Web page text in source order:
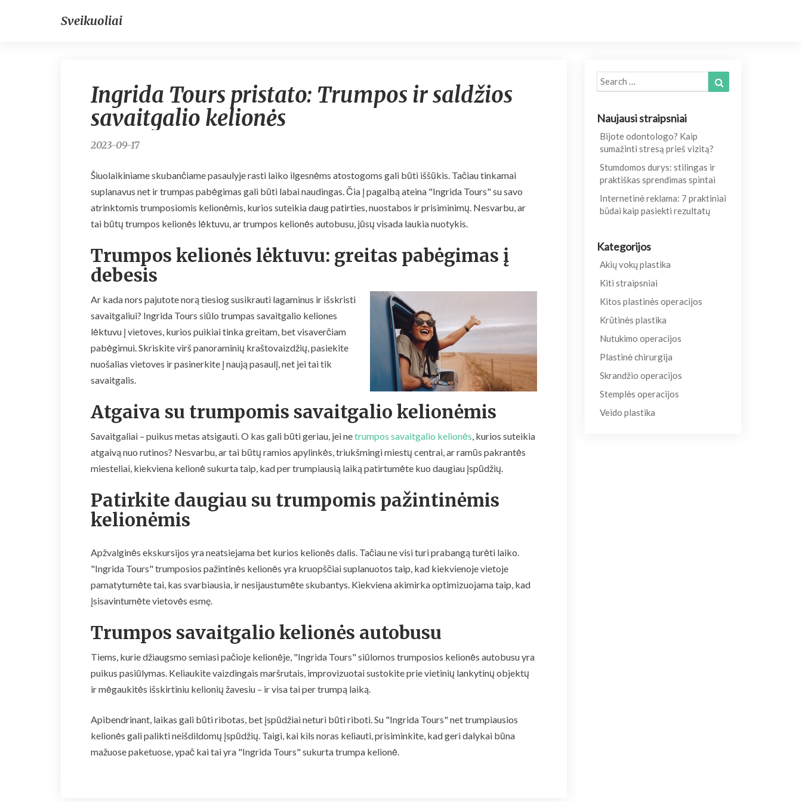
Sveikuoliai
Tours
pristato:
Ingrida Tours pristato: Trumpos ir saldžios
savaitgalio kelionės
2023-09-17
Šiuolaikiniame skubančiame pasaulyje rasti laiko ilgesnėms atostogoms gali būti iššūkis. Tačiau tinkamai
suplanavus net ir trumpas pabėgimas gali būti labai naudingas. Čia į pagalbą ateina "Ingrida Tours" su savo
atrinktomis trumposiomis kelionėmis, kurios suteikia daug patirties, nuostabos ir prisiminimų. Nesvarbu, ar
tai būtų trumpos kelionės lėktuvu, ar trumpos kelionės autobusu, jūsų visada laukia nuotykis.
Trumpos kelionės lėktuvu: greitas pabėgimas į
debesis
Ar kada nors pajutote norą tiesiog susikrauti lagaminus ir išskristi
savaitgaliui? Ingrida Tours siūlo trumpas savaitgalio keliones
lėktuvu į vietoves, kurios puikiai tinka greitam, bet visaverčiam
pabėgimui. Skriskite virš panoraminių kraštovaizdžių, pasiekite
nuošalias vietoves ir pasinerkite į naują pasaulį, net jei tai tik
savaitgalis.
Atgaiva su trumpomis savaitgalio kelionėmis
Savaitgaliai – puikus metas atsigauti. O kas gali būti geriau, jei netrumpos savaitgalio kelionės, kurios suteikia
atgaivą nuo rutinos? Nesvarbu, ar tai būtų ramios apylinkės, triukšmingi miestų centrai, ar ramūs pakrantės
miesteliai, kiekviena kelionė sukurta taip, kad per trumpiausią laiką patirtumėte kuo daugiau įspūdžių.
Patirkite daugiau su trumpomis pažintinėmis
kelionėmis
Apžvalginės ekskursijos yra neatsiejama bet kurios kelionės dalis. Tačiau ne visi turi prabangą turėti laiko.
"Ingrida Tours" trumposios pažintinės kelionės yra kruopščiai suplanuotos taip, kad kiekvienoje vietoje
pamatytumėte tai, kas svarbiausia, ir nesijaustumėte skubantys. Kiekviena akimirka optimizuojama taip, kad
įsisavintumėte vietovės esmę.
Trumpos savaitgalio kelionės autobusu
Tiems, kurie džiaugsmo semiasi pačioje kelionėje, "Ingrida Tours" siūlomos trumposios kelionės autobusu yra
puikus pasiūlymas. Keliaukite vaizdingais maršrutais, improvizuotai sustokite prie vietinių lankytinų objektų
ir mėgaukitės išskirtiniu kelionių žavesiu – ir visa tai per trumpą laiką.
Apibendrinant, laikas gali būti ribotas, bet įspūdžiai neturi būti riboti. Su "Ingrida Tours" net trumpiausios
kelionės gali palikti neišdildomų įspūdžių. Taigi, kai kils noras keliauti, prisiminkite, kad geri dalykai būna
mažuose paketuose, ypač kai tai yra "Ingrida Tours" sukurta trumpa kelionė.
Search
for:
Naujausi straipsniai
Bijote odontologo? Kaip
sumažinti stresą prieš vizitą?
Stumdomos durys: stilingas ir
praktiškas sprendimas spintai
Internetinė reklama: 7 praktiniai
būdai kaip pasiekti rezultatų
Kategorijos
Akių vokų plastika
Kiti straipsniai
Kitos plastinės operacijos
Krūtinės plastika
Nutukimo operacijos
Plastinė chirurgija
Skrandžio operacijos
Stemplės operacijos
Veido plastika